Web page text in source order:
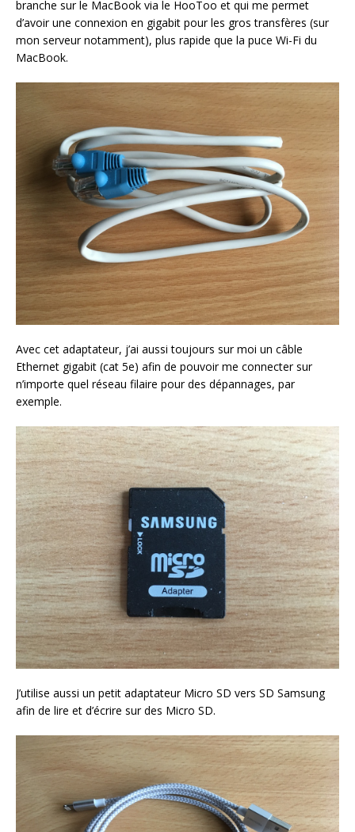
branche sur le MacBook via le HooToo et qui me permet
d’avoir une connexion en gigabit pour les gros transfères (sur
mon serveur notamment), plus rapide que la puce Wi-Fi du
MacBook.
Avec cet adaptateur, j’ai aussi toujours sur moi un câble
Ethernet gigabit (cat 5e) afin de pouvoir me connecter sur
n’importe quel réseau filaire pour des dépannages, par
exemple.
J’utilise aussi un petit adaptateur Micro SD vers SD Samsung
afin de lire et d’écrire sur des Micro SD.